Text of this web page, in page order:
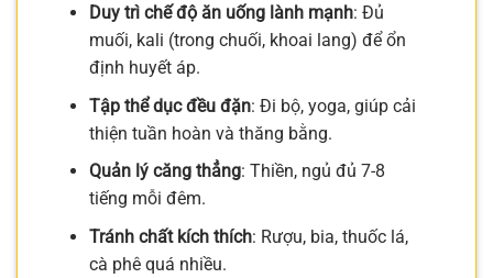
Duy trì chế độ ăn uống lành mạnh: Đủ
muối, kali (trong chuối, khoai lang) để ổn
định huyết áp.
Tập thể dục đều đặn: Đi bộ, yoga, giúp cải
thiện tuần hoàn và thăng bằng.
Quản lý căng thẳng: Thiền, ngủ đủ 7-8
tiếng mỗi đêm.
Tránh chất kích thích: Rượu, bia, thuốc lá,
cà phê quá nhiều.